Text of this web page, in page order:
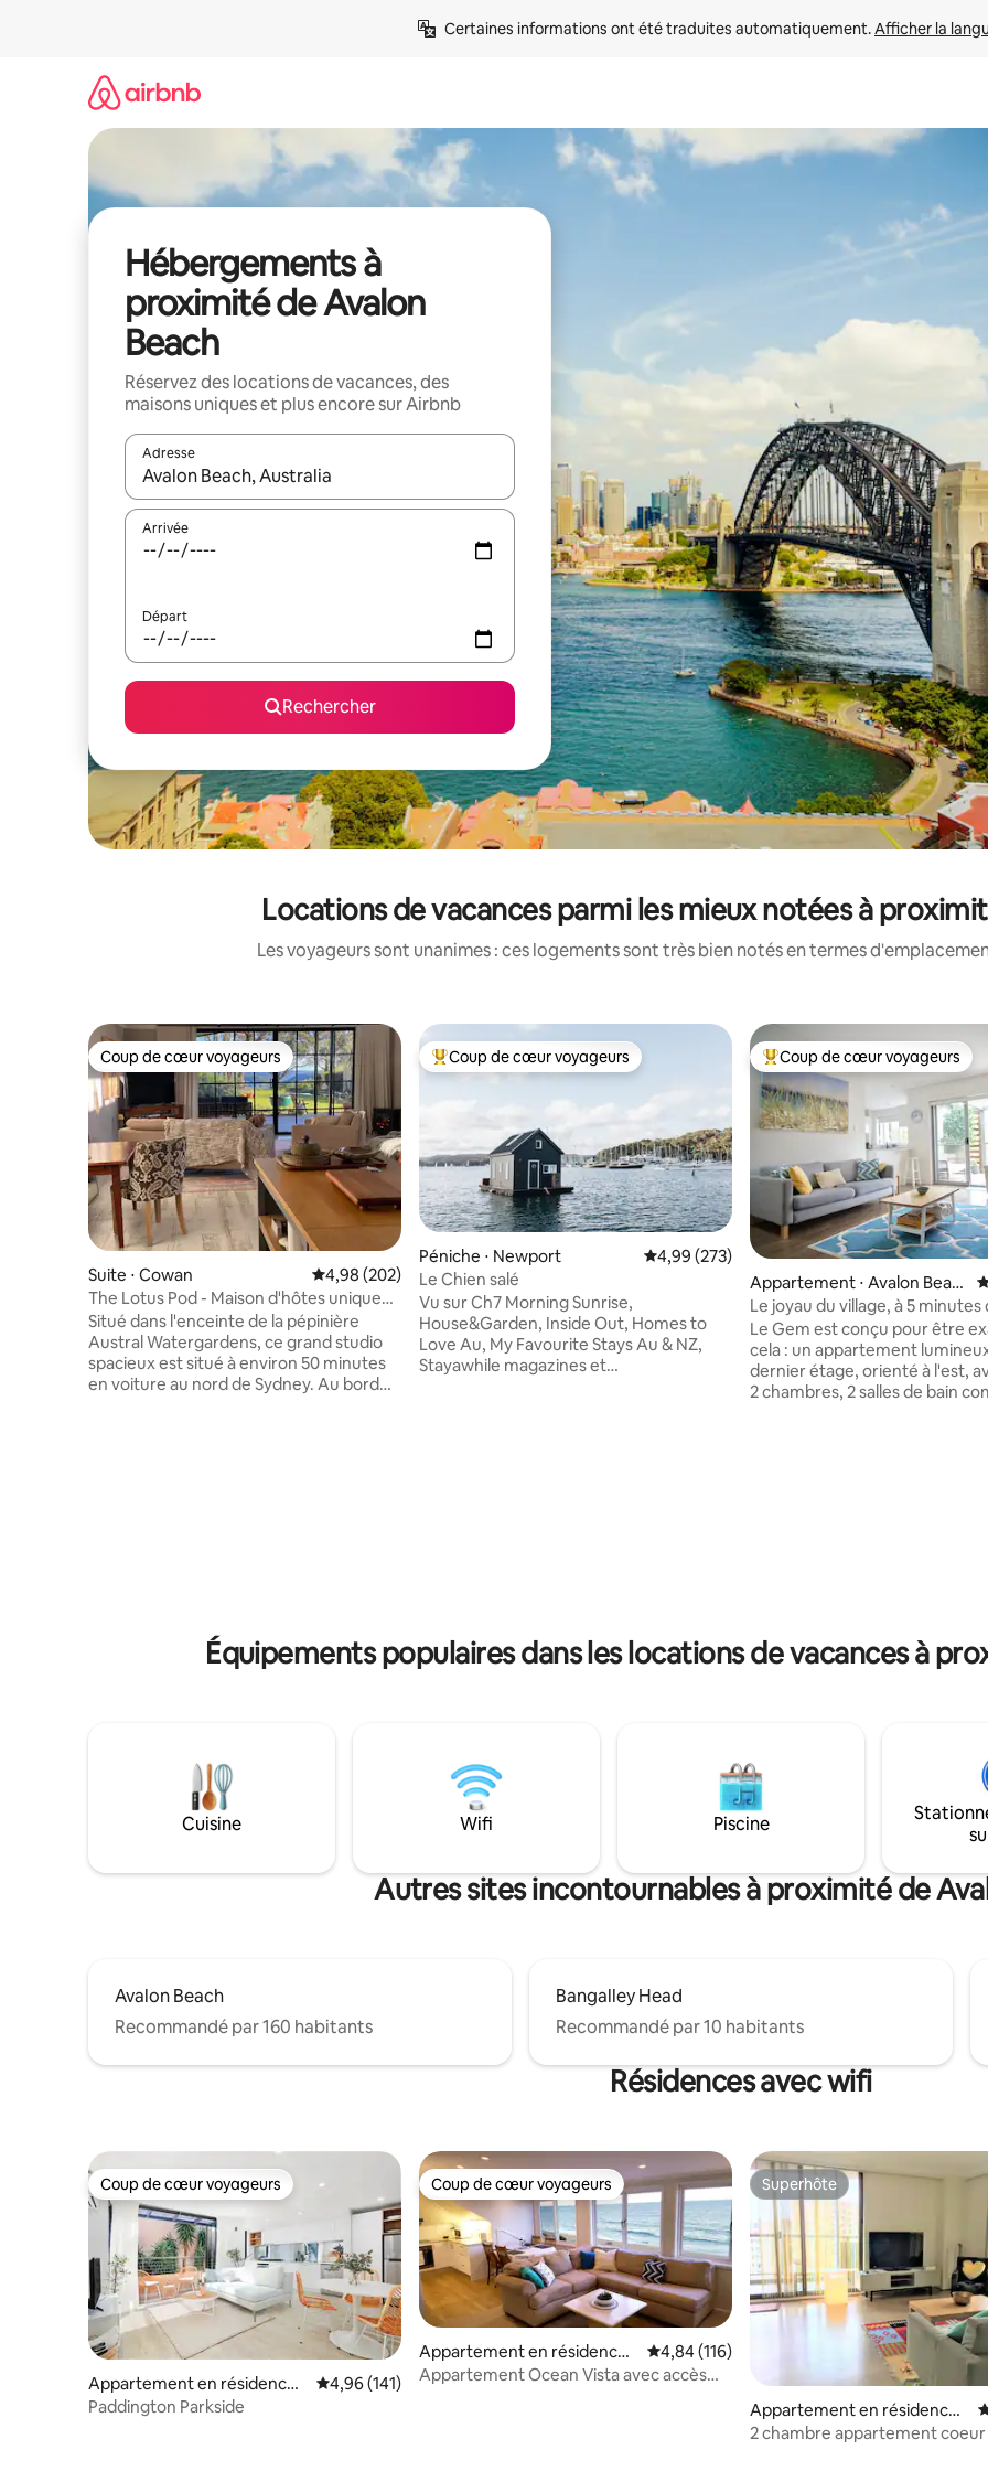
Certaines informations ont été traduites automatiquement. Afficher la
Hébergements à
proximité de Avalon
Beach
Réservez des locations de vacances, des
maisons uniques et plus encore sur Airbnb
Adresse
Lorsque les résultats s'affichent, utilisez les flèches vers le haut et vers le bas pour les parcourir ou en appuyant et en
Arrivée
Départ
Rechercher
Locations de vacances parmi les mieux notées à
Les voyageurs sont unanimes : ces logements sont très bien notés en termes
Coup de cœur voyageurs
Coup de cœur voyageurs
Suite ⋅ Cowan Évaluation moyenne sur la base de 202 commentaires : 4,98 sur 5
4,98 (202)
The Lotus Pod - Maison d'hôtes unique
avec vue
Situé dans l'enceinte de la pépinière
Austral Watergardens, ce grand studio
spacieux est situé à environ 50 minutes
en voiture au nord de Sydney. Au bord
Coups de cœur voyageurs les plus appréciés
Coup de cœur voyageurs
Péniche ⋅ Newport Évaluation moyenne sur la base de 273
4,99 (273)
Le Chien salé
Vu sur Ch7 Morning Sunrise,
House&Garden, Inside Out, Homes to
Love Au, My Favourite Stays Au & NZ,
Stayawhile magazines et
Coups de cœur voyageurs les
Coup de cœur voyageurs
Appartement ⋅ Avalon Beac
h
Le joyau du village, à 5 minutes
plage
Le Gem est conçu pour être
cela : un appartement
dernier étage, orienté à l'est,
2 chambres, 2 salles de bain
Équipements populaires dans les locations de vacances à
Cuisine Wifi Piscine
Autres sites incontournables à proximité de
Avalon Beach
Recommandé par 160 habitants
Bangalley Head
Recommandé par 10 habitants
Résidences avec wifi
Coup de cœur voyageurs
Coup de cœur voyageurs
Appartement en résidence ⋅
Paddington
Évaluation moyenne sur la base de 141 commentaires : 4,96 sur 5
4,96 (141)
Paddington Parkside
Coup de cœur voyageurs
Coup de cœur voyageurs
Appartement en résidence ⋅
Narrabeen
Évaluation moyenne sur la base de 116
4,84 (116)
Appartement Ocean Vista avec accès
Superhôte
Superhôte
Appartement en résidence ⋅
Sydney
2 chambre appartement coeur